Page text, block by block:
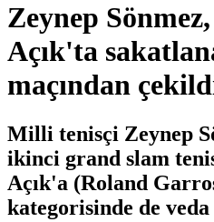
Zeynep
Açık'ta
maçından
Milli tenisçi Zeynep
ikinci grand slam
Açık'a (Roland
kategorisinde de